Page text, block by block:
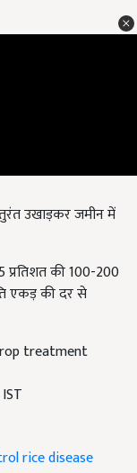
उखाड़कर जमीन में
प्रतिशत की 100-200
एकड़ की दर से
treatment
rice disease